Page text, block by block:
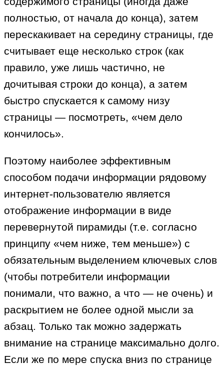
полностью, от начала до конца), затем
перескакивает на середину страницы, где
считывает еще несколько строк (как
правило, уже лишь частично, не
дочитывая строки до конца), а затем
быстро спускается к самому низу
страницы — посмотреть, «чем дело
кончилось».
Поэтому наиболее эффективным
способом подачи информации рядовому
интернет-пользователю является
отображение информации в виде
перевернутой пирамиды (т.е. согласно
принципу «чем ниже, тем меньше») с
обязательным выделением ключевых слов
(чтобы потребители информации
понимали, что важно, а что — не очень) и
раскрытием не более одной мысли за
абзац. Только так можно задержать
внимание на странице максимально долго.
Если же по мере спуска вниз по странице